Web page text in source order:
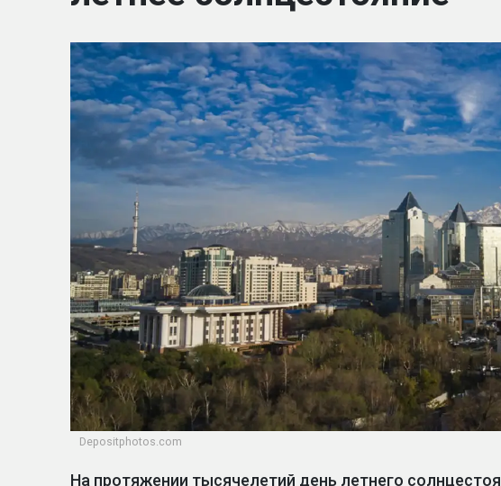
Depositphotos.com
На протяжении тысячелетий день летнего